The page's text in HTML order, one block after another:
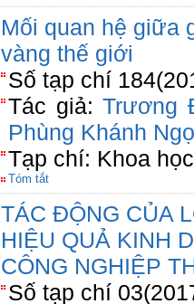
Mối quan hệ giữa
vàng thế giới
Số tạp chí
Tác giả:Trương
Phùng Khánh
Tạp chí: Khoa
Tóm tắt
TÁC ĐỘNG CỦA
HIỆU QUẢ KINH
CÔNG NGHIỆP
Số tạp chí